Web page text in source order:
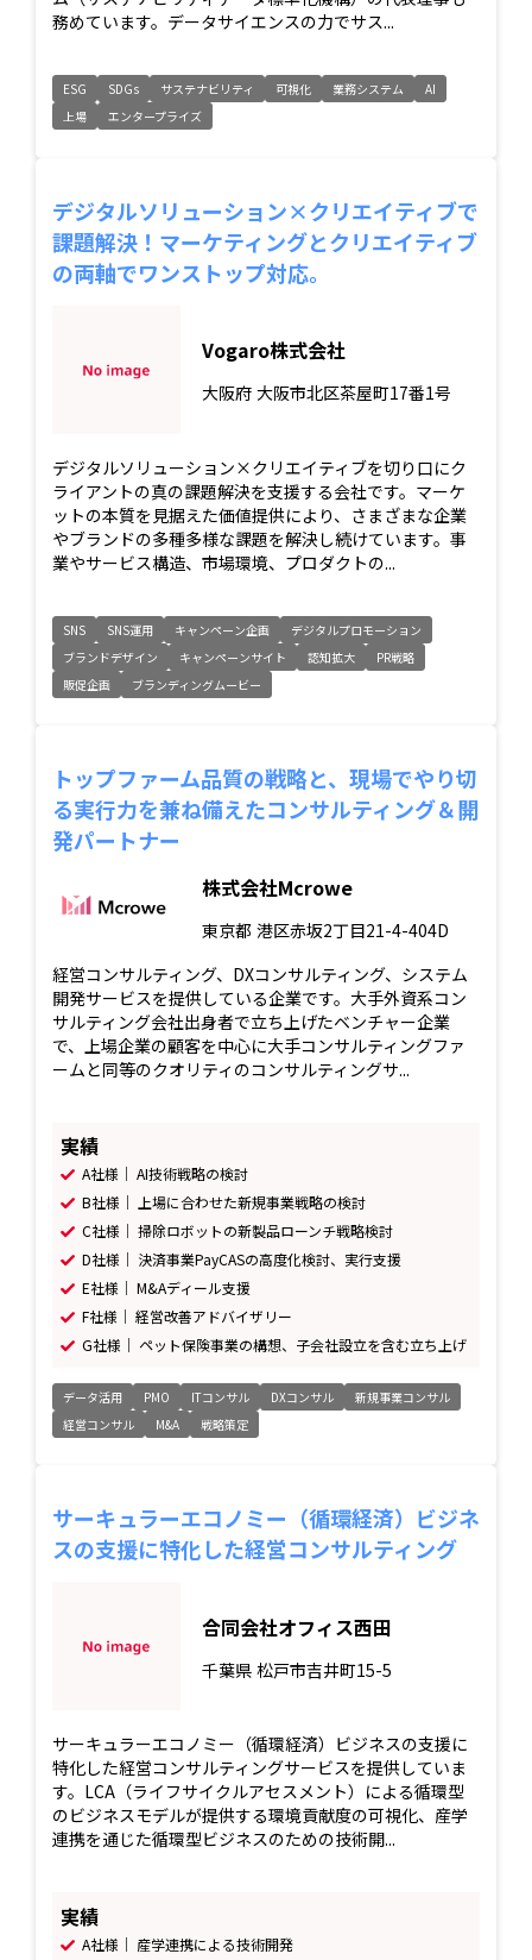
務めています。データサイエンスの力でサス...
ESG SDGs サステナビリティ 可視化 業務システム
AI
上場
エンタープライズ
デジタルソリューション×クリエイティブで
課題解決！マーケティングとクリエイティブ
の両軸でワンストップ対応。
Vogaro株式会社
大阪府 大阪市北区茶屋町17番1号
デジタルソリューション×クリエイティブを切り口にク
ライアントの真の課題解決を支援する会社です。マーケ
ットの本質を見据えた価値提供により、さまざまな企業
やブランドの多種多様な課題を解決し続けています。事
業やサービス構造、市場環境、プロダクトの...
SNS SNS運用 キャンペーン企画
デジタルプロモーション
ブランドデザイン
キャンペーンサイト 認知拡大
PR戦略
販促企画
ブランディングムービー
トップファーム品質の戦略と、現場でやり切
る実行力を兼ね備えたコンサルティング＆開
発パートナー
株式会社Mcrowe
東京都 港区赤坂2丁目21-4-404D
経営コンサルティング、DXコンサルティング、システム
開発サービスを提供している企業です。大手外資系コン
サルティング会社出身者で立ち上げたベンチャー企業
で、上場企業の顧客を中心に大手コンサルティングファ
ームと同等のクオリティのコンサルティングサ...
実績
A社様｜ AI技術戦略の検討
B社様｜ 上場に合わせた新規事業戦略の検討
C社様｜ 掃除ロボットの新製品ローンチ戦略検討
D社様｜ 決済事業PayCASの高度化検討、実行支援
E社様｜ M&Aディール支援
F社様｜ 経営改善アドバイザリー
G社様｜ ペット保険事業の構想、子会社設立を含む立ち上げ
データ活用 PMO ITコンサル DXコンサル
新規事業コンサル
経営コンサル
M&A 戦略策定
サーキュラーエコノミー（循環経済）ビジネ
スの支援に特化した経営コンサルティング
合同会社オフィス西田
千葉県 松戸市吉井町15-5
サーキュラーエコノミー（循環経済）ビジネスの支援に
特化した経営コンサルティングサービスを提供していま
す。LCA（ライフサイクルアセスメント）による循環型
のビジネスモデルが提供する環境貢献度の可視化、産学
連携を通じた循環型ビジネスのための技術開...
実績
A社様｜ 産学連携による技術開発